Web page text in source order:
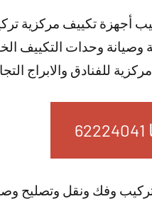
أجهزة تكييف مركزية
وحدات التكييف
للفنادق والابراج
وفك ونقل وتصليح